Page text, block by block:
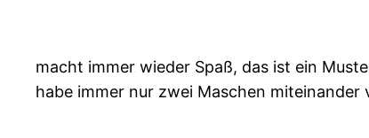
macht immer wieder Spaß, das ist ein
habe immer nur zwei Maschen